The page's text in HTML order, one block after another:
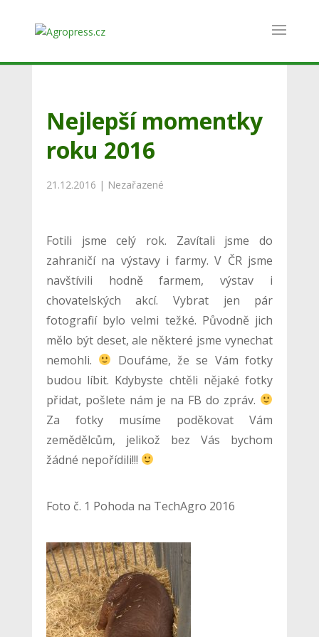
Nejlepší momentky
roku 2016
21.12.2016 | Nezařazené
Fotili jsme celý rok. Zavítali jsme do
zahraničí na výstavy i farmy. V ČR jsme
navštívili hodně farmem, výstav i
chovatelských akcí. Vybrat jen pár
fotografií bylo velmi težké. Původně jich
mělo být deset, ale některé jsme vynechat
nemohli.
Doufáme, že se Vám fotky
budou líbit. Kdybyste chtěli nějaké fotky
přidat, pošlete nám je na FB do zpráv.
Za fotky musíme poděkovat Vám
zemědělcům, jelikož bez Vás bychom
žádné nepořídili!!!
Foto č. 1 Pohoda na TechAgro 2016